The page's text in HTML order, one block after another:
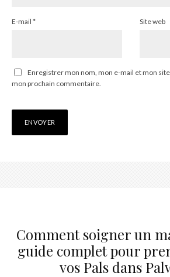
E-mail * Site web
Enregistrer mon nom, mon e-mail et mon
mon prochain commentaire.
Comment soigner un
guide complet pour
vos Pals dans